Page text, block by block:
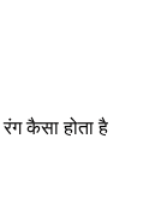
कैसा होता है